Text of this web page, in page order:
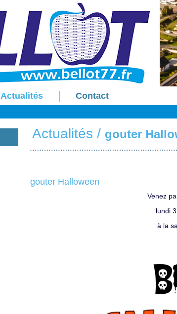
Actualités Contact
Actualités / gouter
gouter Halloween
Venez
lundi
à la